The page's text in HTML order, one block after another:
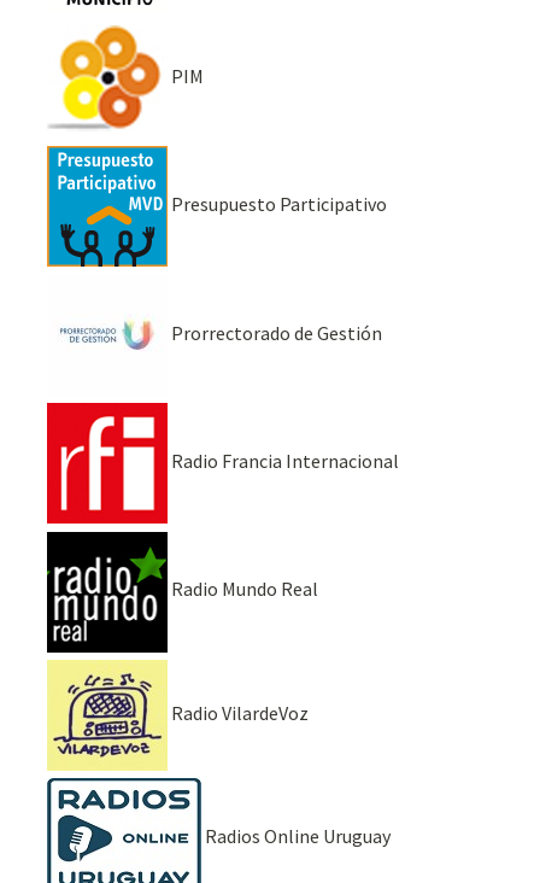
PIM
Presupuesto Participativo
Prorrectorado de Gestión
Radio Francia Internacional
Radio Mundo Real
Radio VilardeVoz
Radios Online Uruguay